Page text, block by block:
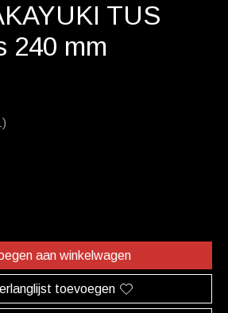
TUS
240 mm
product is
aan winkelwagen
toevoegen